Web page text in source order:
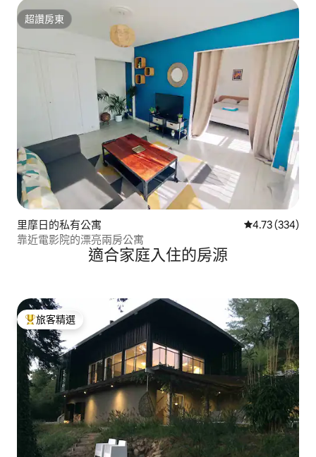
超讚房東
超讚房東
里摩日的私有公寓 從 334 則評價
4.73 (334)
靠近電影院的漂亮兩房公寓
適合家庭入住的房源
旅客精選榜首
旅客精選